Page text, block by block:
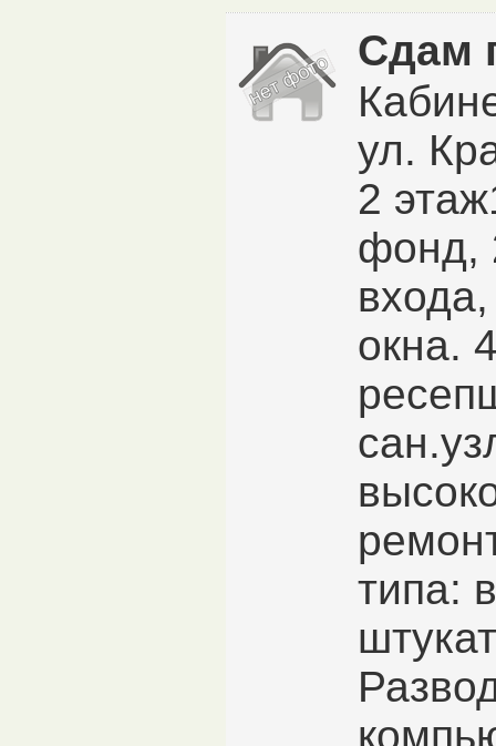
Сдам
ул.
2
фонд,
окна.
типа: